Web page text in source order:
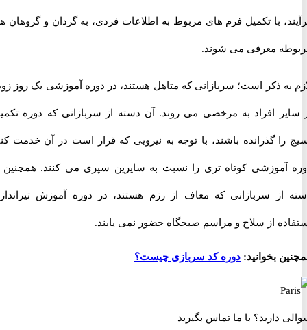
با تکمیل فرم های مربوط به اطلاعات فردی، به گردان و گروهان های
معرفی می شوند.
ذکر است؛ سربازانی که متاهل هستند، در دوره آموزشی یک روز زودتر
افراد به مرخصی می روند. آن دسته از سربازانی که دوره تکمیلی
گذرانده باشند، با توجه به نیرویی که قرار است در آن خدمت کنند،
آموزشی کوتاه تری را نسبت به سایرین سپری می کنند. همچنین آن
سربازانی که معاف از رزم هستند، در دوره آموزش تیراندازی،
از سلاح و مراسم صبحگاه حضور نمی یابند.
بخوانید: دوره کد سربازی چیست؟
دارید؟ با ما تماس بگیرید